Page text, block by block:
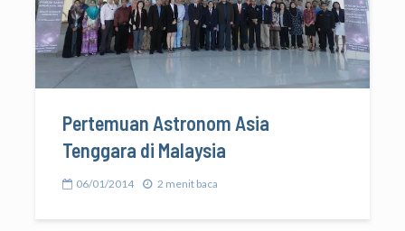
Pertemuan Astronom Asia
Tenggara di Malaysia
06/01/2014 2 menit baca